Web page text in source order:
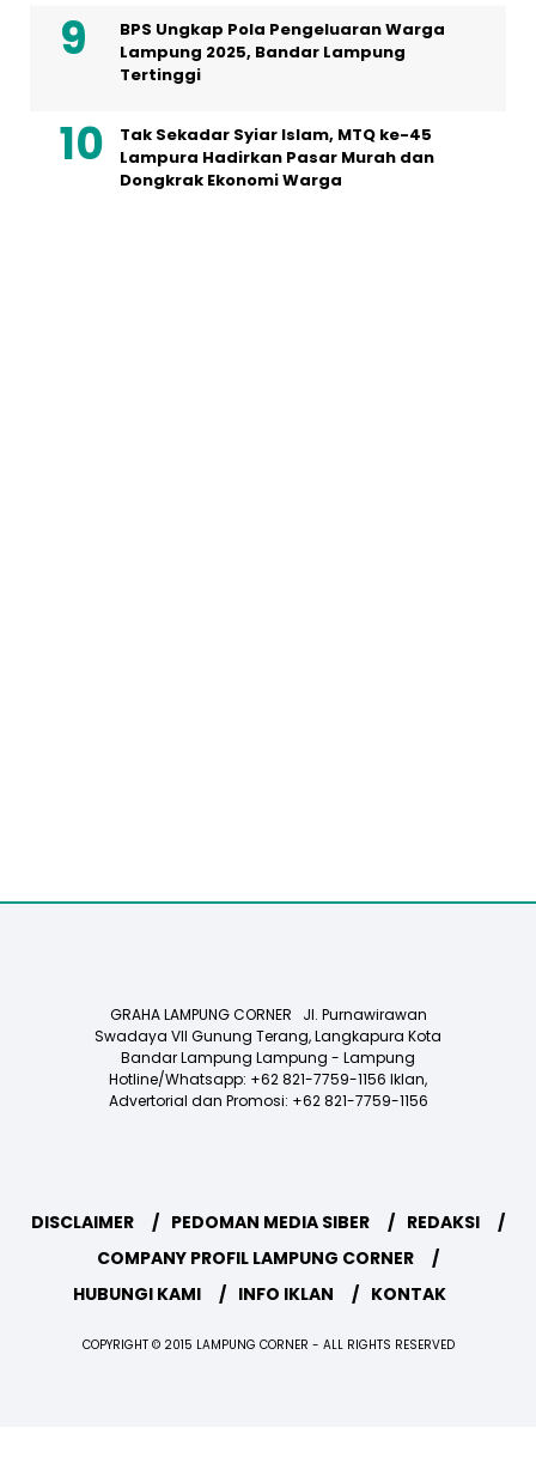
BPS Ungkap Pola Pengeluaran Warga
Lampung 2025, Bandar Lampung
Tertinggi
Tak Sekadar Syiar Islam, MTQ ke-45
Lampura Hadirkan Pasar Murah dan
Dongkrak Ekonomi Warga
GRAHA LAMPUNG CORNER Jl. Purnawirawan
Swadaya VII Gunung Terang, Langkapura Kota
Bandar Lampung Lampung - Lampung
Hotline/Whatsapp: +62 821-7759-1156 Iklan,
Advertorial dan Promosi: +62 821-7759-1156
DISCLAIMER PEDOMAN MEDIA SIBER
REDAKSI
COMPANY PROFIL LAMPUNG CORNER
HUBUNGI KAMI
INFO IKLAN KONTAK
COPYRIGHT © 2015 LAMPUNG CORNER - ALL RIGHTS RESERVED